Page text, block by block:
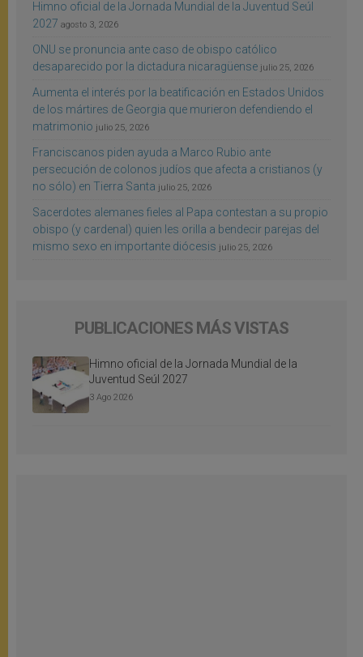
Himno oficial de la Jornada Mundial de la Juventud Seúl
2027 agosto 3, 2026
ONU se pronuncia ante caso de obispo católico
desaparecido por la dictadura nicaragüense julio 25, 2026
Aumenta el interés por la beatificación en Estados Unidos
de los mártires de Georgia que murieron defendiendo el
matrimonio julio 25, 2026
Franciscanos piden ayuda a Marco Rubio ante
persecución de colonos judíos que afecta a cristianos (y
no sólo) en Tierra Santa julio 25, 2026
Sacerdotes alemanes fieles al Papa contestan a su propio
obispo (y cardenal) quien les orilla a bendecir parejas del
mismo sexo en importante diócesis julio 25, 2026
PUBLICACIONES MÁS VISTAS
Himno oficial de la Jornada Mundial de la
Juventud Seúl 2027
3 Ago 2026